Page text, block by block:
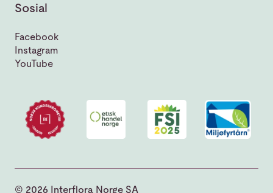
Sosial
Facebook
Instagram
YouTube
© 2026 Interflora Norge SA